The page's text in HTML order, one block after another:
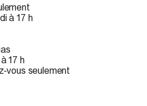
à 17 h
17 h
vous seulement